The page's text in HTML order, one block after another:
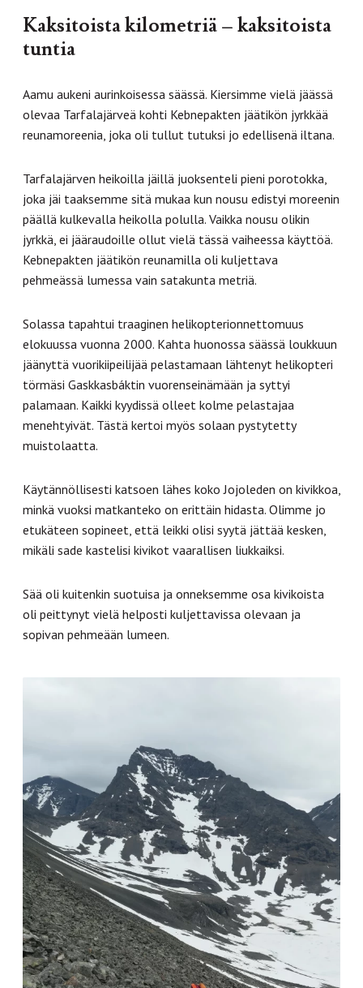
Kaksitoista kilometriä – kaksitoista
tuntia
Aamu aukeni aurinkoisessa säässä. Kiersimme vielä jäässä
olevaa Tarfalajärveä kohti Kebnepakten jäätikön jyrkkää
reunamoreenia, joka oli tullut tutuksi jo edellisenä iltana.
Tarfalajärven heikoilla jäillä juoksenteli pieni porotokka,
joka jäi taaksemme sitä mukaa kun nousu edistyi moreenin
päällä kulkevalla heikolla polulla. Vaikka nousu olikin
jyrkkä, ei jääraudoille ollut vielä tässä vaiheessa käyttöä.
Kebnepakten jäätikön reunamilla oli kuljettava
pehmeässä lumessa vain satakunta metriä.
Solassa tapahtui traaginen helikopterionnettomuus
elokuussa vuonna 2000. Kahta huonossa säässä loukkuun
jäänyttä vuorikiipeilijää pelastamaan lähtenyt helikopteri
törmäsi Gaskkasbáktin vuorenseinämään ja syttyi
palamaan. Kaikki kyydissä olleet kolme pelastajaa
menehtyivät. Tästä kertoi myös solaan pystytetty
muistolaatta.
Käytännöllisesti katsoen lähes koko Jojoleden on kivikkoa,
minkä vuoksi matkanteko on erittäin hidasta. Olimme jo
etukäteen sopineet, että leikki olisi syytä jättää kesken,
mikäli sade kastelisi kivikot vaarallisen liukkaiksi.
Sää oli kuitenkin suotuisa ja onneksemme osa kivikoista
oli peittynyt vielä helposti kuljettavissa olevaan ja
sopivan pehmeään lumeen.